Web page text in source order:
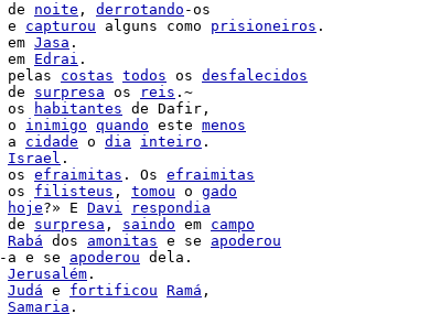
de noite , derrotando -os
e capturou alguns como prisioneiros .
em Jasa .
em Edrai .
pelas costas todos os desfalecidos
de surpresa os reis .~
os habitantes de Dafir,
o inimigo quando este menos
a cidade o dia inteiro
Israel .
os efraimitas . Os efraimitas
os filisteus , tomou o gado
hoje?» E Davi
respondia
de surpresa , saindo em campo
Rabá dos amonitas e se apoderou
-a e se apoderou dela.
Jerusalém .
Judá e fortificou Ramá ,
Samaria